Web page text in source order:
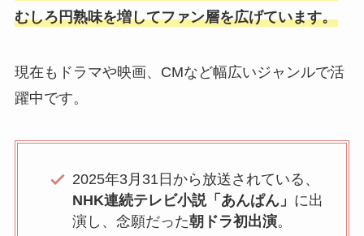
むしろ円熟味を増してファン層を広げています。
現在もドラマや映画、CMなど幅広いジャンルで活
躍中です。
2025年3月31日から放送されている、
NHK連続テレビ小説「あんぱん」 に出
演し、念願だった朝ドラ初出演。